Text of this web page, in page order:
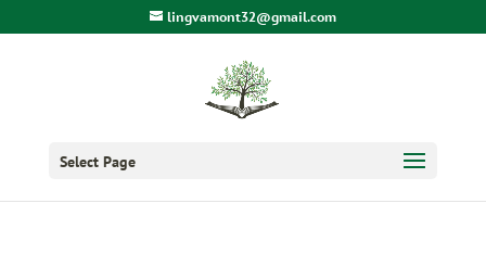
lingvamont32@gmail.com
Select Page